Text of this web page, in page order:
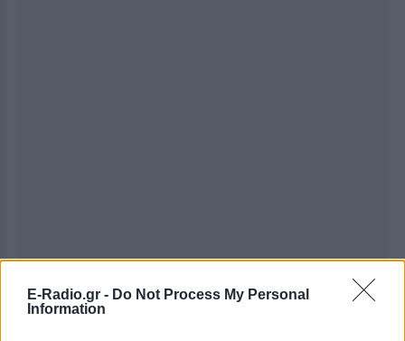
E-Radio.gr - Do Not Process My Personal
Information